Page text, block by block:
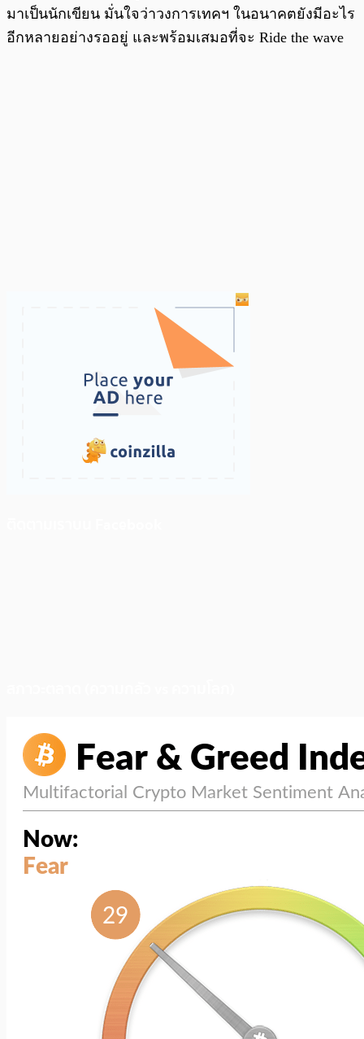
มาเป็นนักเขียน มั่นใจว่าวงการเทคฯ ในอนาคตยังมีอะไร
อีกหลายอย่างรออยู่ และพร้อมเสมอที่จะ Ride the wave